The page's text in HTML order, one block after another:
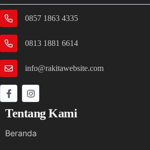
0857 1863 4335
0813 1881 6614
info@rakitawebsite.com
Tentang Kami
Beranda